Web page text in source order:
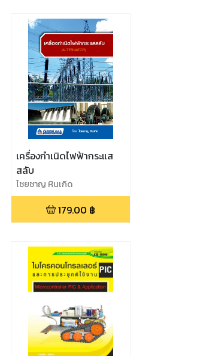
เครื่องกำเนิดไฟฟ้ากระแส
สลับ
ไชยชาญ หินเกิด
179.00 ฿